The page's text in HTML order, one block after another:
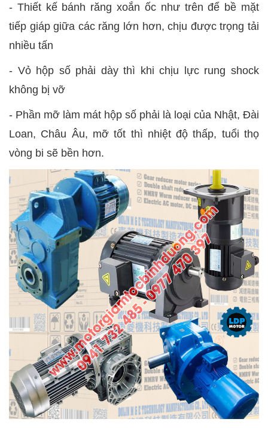
- Thiết kế bánh răng xoắn ốc như trên để bề mặt
tiếp giáp giữa các răng lớn hơn, chịu được trọng tải
nhiều tấn
- Vỏ hộp số phải dày thì khi chịu lực rung shock
không bị vỡ
- Phần mỡ làm mát hộp số phải là loại của Nhật, Đài
Loan, Châu Âu, mỡ tốt thì nhiệt độ thấp, tuổi thọ
vòng bi sẽ bền hơn.